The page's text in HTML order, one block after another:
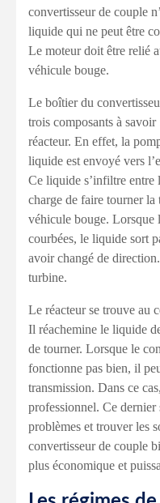
convertisseur de couple
liquide qui ne peut être
Le moteur doit être relié
véhicule bouge.
Le boîtier du
trois composants à
réacteur. En effet, la
liquide est envoyé vers
Ce liquide s’infiltre entre
charge de faire tourner la
véhicule bouge. Lorsque
courbées, le liquide sort
avoir changé de
turbine.
Le réacteur se trouve au
Il réachemine le liquide
de tourner. Lorsque le
fonctionne pas bien, il
transmission. Dans ce
professionnel. Ce dernier
problèmes et trouver les
convertisseur de couple
plus économique et